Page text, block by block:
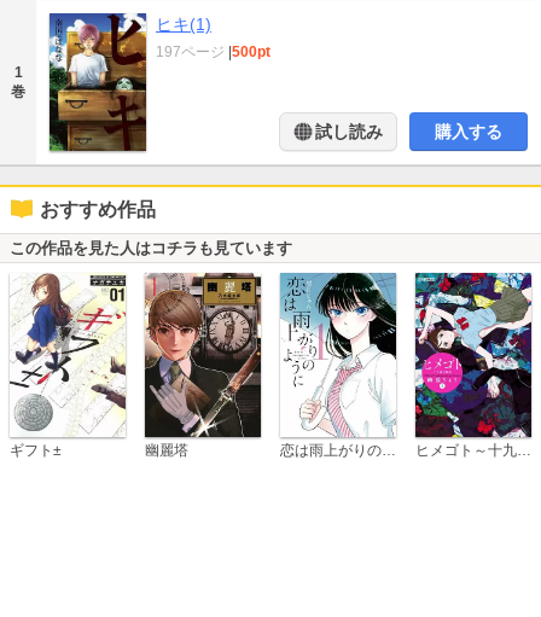
1
巻
ヒキ(1)
197ページ 500pt
試し読み 購入する
おすすめ作品
この作品を見た人はコチラも見ています
ギフト± 幽麗塔 恋は雨上がりのように ヒメゴト～十九歳の制服～